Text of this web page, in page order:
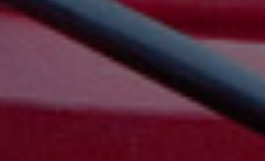
2 чел. / 2 часа (двоместный)